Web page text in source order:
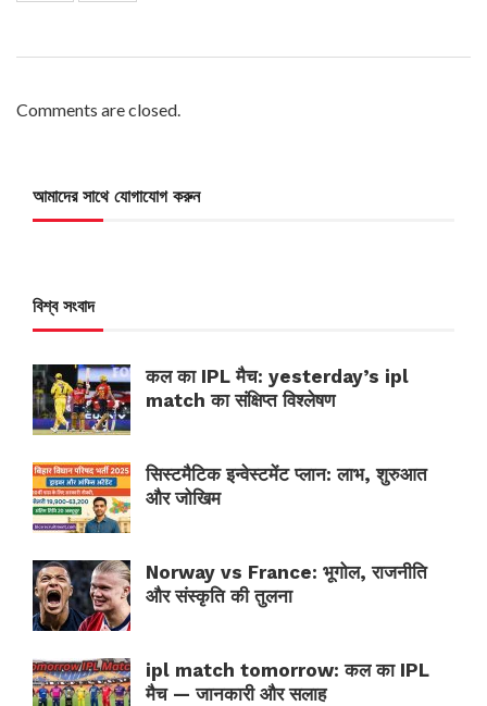
Comments are closed.
আমাদের সাথে যোগাযোগ করুন
বিশ্ব সংবাদ
कल का IPL मैच: yesterday’s ipl
match का संक्षिप्त विश्लेषण
सिस्टमैटिक इन्वेस्टमेंट प्लान: लाभ, शुरुआत
और जोखिम
Norway vs France: भूगोल, राजनीति
और संस्कृति की तुलना
ipl match tomorrow: कल का IPL
मैच — जानकारी और सलाह